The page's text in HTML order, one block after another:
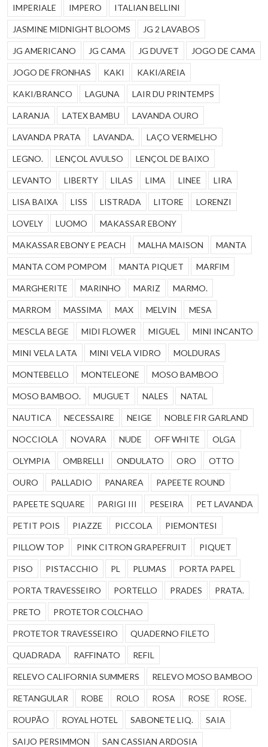
IMPERIALE IMPERO ITALIAN BELLINI
JASMINE MIDNIGHT BLOOMS JG 2 LAVABOS
JG AMERICANO JG CAMA JG DUVET JOGO DE CAMA
JOGO DE FRONHAS KAKI KAKI/AREIA
KAKI/BRANCO LAGUNA LAIR DU PRINTEMPS
LARANJA LATEX BAMBU LAVANDA OURO
LAVANDA PRATA LAVANDA. LAÇO VERMELHO
LEGNO. LENÇOL AVULSO LENÇOL DE BAIXO
LEVANTO LIBERTY LILAS LIMA LINEE LIRA
LISA BAIXA LISS LISTRADA LITORE LORENZI
LOVELY LUOMO MAKASSAR EBONY
MAKASSAR EBONY E PEACH MALHA MAISON MANTA
MANTA COM POMPOM MANTA PIQUET MARFIM
MARGHERITE MARINHO MARIZ MARMO.
MARROM MASSIMA MAX MELVIN MESA
MESCLA BEGE MIDI FLOWER MIGUEL MINI INCANTO
MINI VELA LATA MINI VELA VIDRO MOLDURAS
MONTEBELLO MONTELEONE MOSO BAMBOO
MOSO BAMBOO. MUGUET NALES NATAL
NAUTICA NECESSAIRE NEIGE NOBLE FIR GARLAND
NOCCIOLA NOVARA NUDE OFF WHITE OLGA
OLYMPIA OMBRELLI ONDULATO ORO OTTO
OURO PALLADIO PANAREA PAPEETE ROUND
PAPEETE SQUARE PARIGI III PESEIRA PET LAVANDA
PETIT POIS PIAZZE PICCOLA PIEMONTESI
PILLOW TOP PINK CITRON GRAPEFRUIT PIQUET
PISO PISTACCHIO PL PLUMAS PORTA PAPEL
PORTA TRAVESSEIRO PORTELLO PRADES PRATA.
PRETO PROTETOR COLCHAO
PROTETOR TRAVESSEIRO QUADERNO FILETO
QUADRADA RAFFINATO REFIL
RELEVO CALIFORNIA SUMMERS RELEVO MOSO BAMBOO
RETANGULAR ROBE ROLO ROSA ROSE ROSE.
ROUPÃO ROYAL HOTEL SABONETE LIQ. SAIA
SAIJO PERSIMMON SAN CASSIAN ARDOSIA